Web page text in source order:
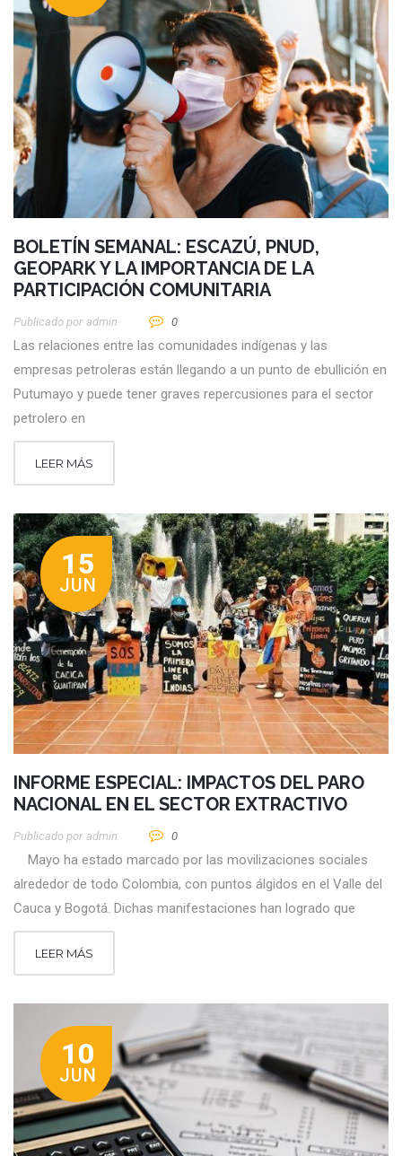
BOLETÍN SEMANAL: ESCAZÚ, PNUD,
GEOPARK Y LA IMPORTANCIA DE LA
PARTICIPACIÓN COMUNITARIA
Publicado por Admin 0
Las relaciones entre las comunidades indígenas y las
empresas petroleras están llegando a un punto de ebullición en
Putumayo y puede tener graves repercusiones para el sector
petrolero en
LEER MÁS
15
JUN
INFORME ESPECIAL: IMPACTOS DEL PARO
NACIONAL EN EL SECTOR EXTRACTIVO
Publicado por Admin 0
Mayo ha estado marcado por las movilizaciones sociales
alrededor de todo Colombia, con puntos álgidos en el Valle del
Cauca y Bogotá. Dichas manifestaciones han logrado que
LEER MÁS
10
JUN